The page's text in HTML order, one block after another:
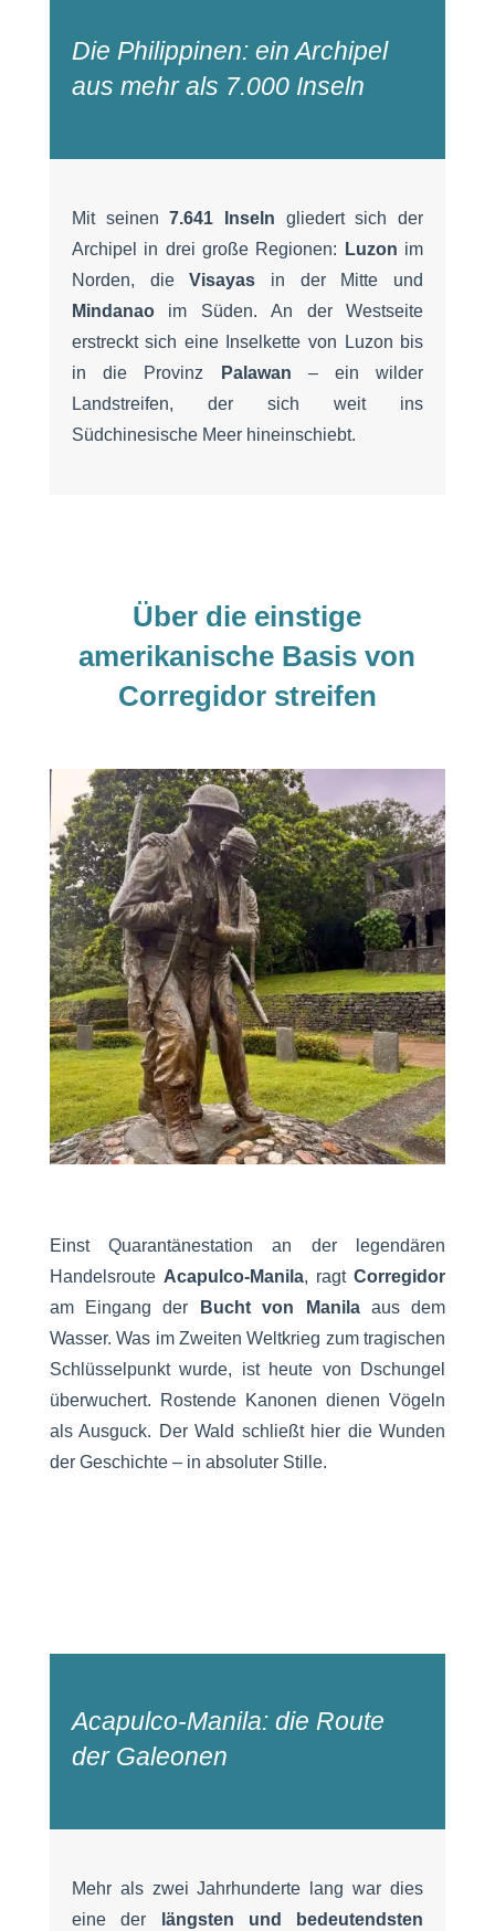
Die Philippinen: ein Archipel
aus mehr als 7.000 Inseln
Mit seinen7.641 Inseln gliedert sich der
Archipel in drei große Regionen:
Luzon im
Norden, dieVisayas in der Mitte und
Mindanaoim Süden. An der Westseite
erstreckt sich eine Inselkette von Luzon bis
in die Provinz
Palawan – ein wilder
Landstreifen, der sich weit ins
Südchinesische Meer hineinschiebt.
Über die einstige
amerikanische Basis von
Corregidor streifen
Einst Quarantänestation an der legendären
Handelsroute Acapulco-Manila, ragtCorregidor
am Eingang der
Bucht von Manilaaus dem
Wasser. Was im Zweiten Weltkrieg zum tragischen
Schlüsselpunkt wurde, ist heute von Dschungel
überwuchert. Rostende Kanonen dienen Vögeln
als Ausguck. Der Wald schließt hier die Wunden
der Geschichte – in absoluter Stille.
Acapulco-Manila: die Route
der Galeonen
Mehr als zwei Jahrhunderte lang war dies
eine der
längsten und bedeutendsten